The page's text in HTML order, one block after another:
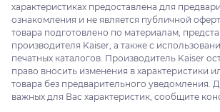
характеристиках предоставлена для
ознакомления и не является публичной
товара подготовлено по материалам,
производителя Kaiser, а также с
печатных каталогов. Производитель Kaiser
право вносить изменения в характеристики
товара без предварительного уведомления.
важных для Вас характеристик, сообщите